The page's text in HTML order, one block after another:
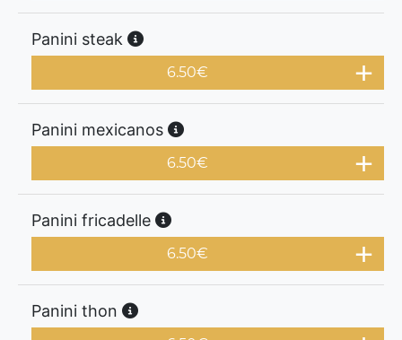
Panini steak
6.50€
Panini mexicanos
6.50€
Panini fricadelle
6.50€
Panini thon